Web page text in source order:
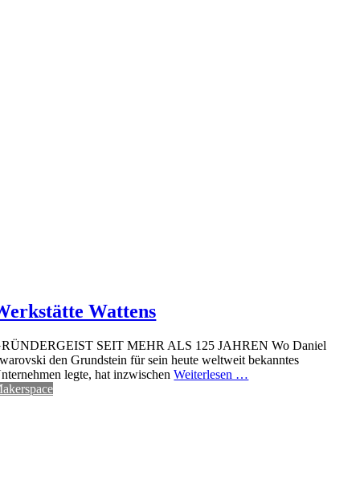
Wattens
SEIT MEHR ALS 125 JAHREN Wo Daniel
den Grundstein für sein heute weltweit bekanntes
legte, hat inzwischenWeiterlesen …